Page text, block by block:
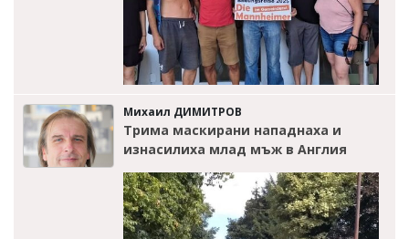
Михаил ДИМИТРОВ
Трима маскирани нападнаха и
изнасилиха млад мъж в Англия